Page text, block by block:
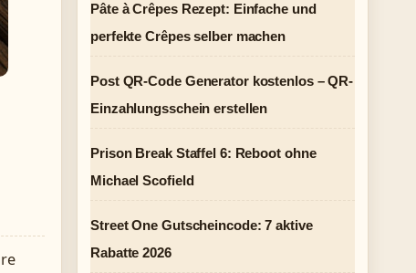
Pâte à Crêpes Rezept: Einfache und
perfekte Crêpes selber machen
Post QR-Code Generator kostenlos – QR-
Einzahlungsschein erstellen
Prison Break Staffel 6: Reboot ohne
Michael Scofield
Street One Gutscheincode: 7 aktive
Rabatte 2026